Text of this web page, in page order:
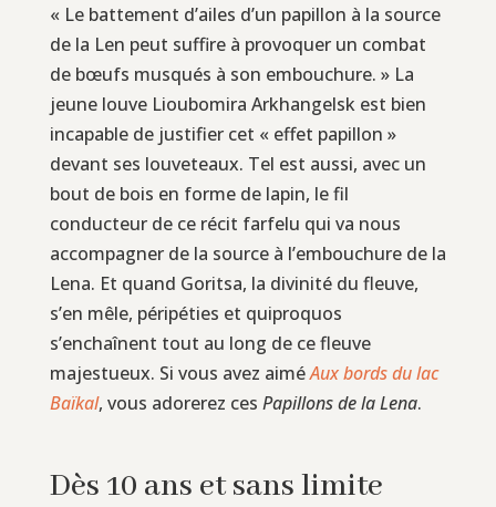
« Le battement d’ailes d’un papillon à la source
de la Len peut suffire à provoquer un combat
de bœufs musqués à son embouchure. » La
jeune louve Lioubomira Arkhangelsk est bien
incapable de justifier cet « effet papillon »
devant ses louveteaux. Tel est aussi, avec un
bout de bois en forme de lapin, le fil
conducteur de ce récit farfelu qui va nous
accompagner de la source à l’embouchure de la
Lena. Et quand Goritsa, la divinité du fleuve,
s’en mêle, péripéties et quiproquos
s’enchaînent tout au long de ce fleuve
majestueux. Si vous avez aiméAux bords du lac
Baïkal, vous adorerez ces Papillons de la Lena.
Dès 10 ans et sans limite